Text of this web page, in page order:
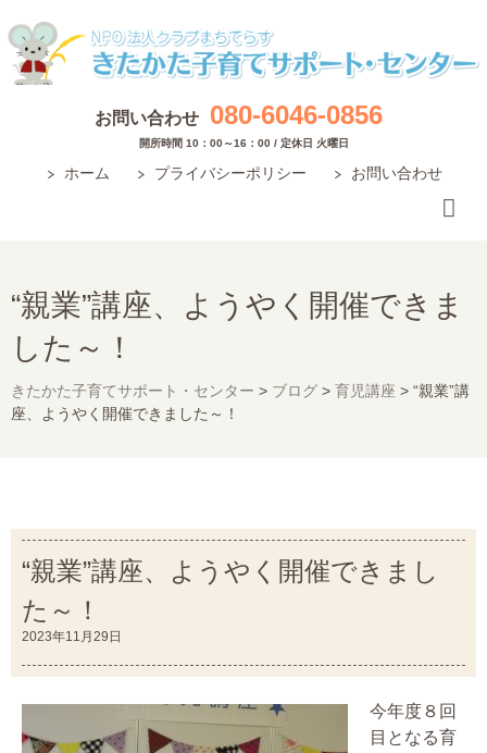
お問い合わせ 080-6046-0856
開所時間 10：00～16：00 / 定休日 火曜日
ホーム プライバシーポリシー お問い合わせ
“親業”講座、ようやく開催できま
した～！
きたかた子育てサポート・センター > ブログ > 育児講座 > “親業”講
座、ようやく開催できました～！
“親業”講座、ようやく開催できまし
た～！
2023年11月29日
今年度８回
目となる育